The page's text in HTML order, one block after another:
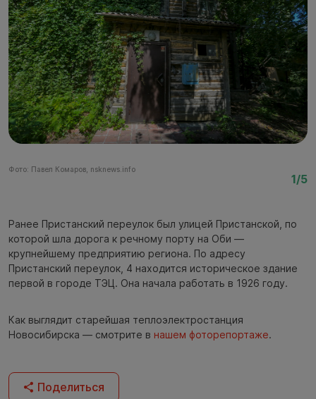
Фото: Павел Комаров, nsknews.info
1/5
Ранее Пристанский переулок был улицей Пристанской, по
которой шла дорога к речному порту на Оби —
крупнейшему предприятию региона. По адресу
Пристанский переулок, 4 находится историческое здание
первой в городе ТЭЦ. Она начала работать в 1926 году.
Как выглядит старейшая теплоэлектростанция
Новосибирска — смотрите в нашем фоторепортаже.
Поделиться